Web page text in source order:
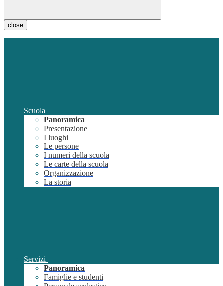
close
Scuola
Panoramica
Presentazione
I luoghi
Le persone
I numeri della scuola
Le carte della scuola
Organizzazione
La storia
Servizi
Panoramica
Famiglie e studenti